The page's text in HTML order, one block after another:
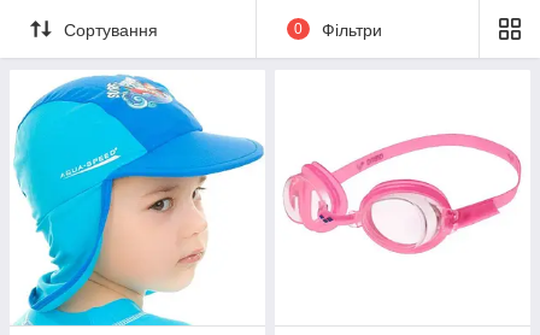
Сортування 0 Фільтри